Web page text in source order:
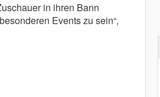
in ihren Bann
Events zu sein“,